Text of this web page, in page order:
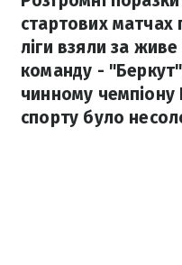
стартових матчах
ліги взяли за
команду -
чинному
спорту було